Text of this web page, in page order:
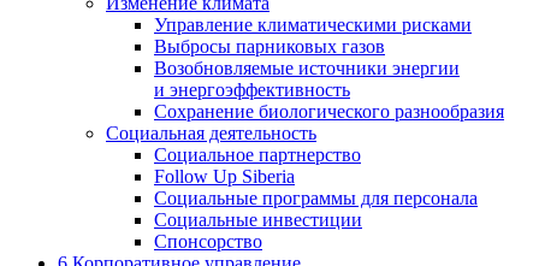
Управление климатическими рисками
Выбросы парниковых газов
Возобновляемые источники энергии
и энергоэффективность
Сохранение биологического разнообразия
Социальная деятельность
Социальное партнерство
Follow Up Siberia
Социальные программы для персонала
Социальные инвестиции
Спонсорство